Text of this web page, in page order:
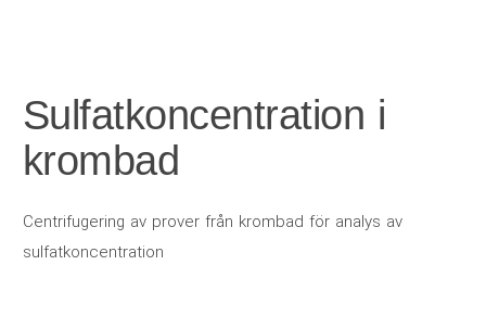
Sulfatkoncentration i
krombad
Centrifugering av prover från krombad för analys av
sulfatkoncentration